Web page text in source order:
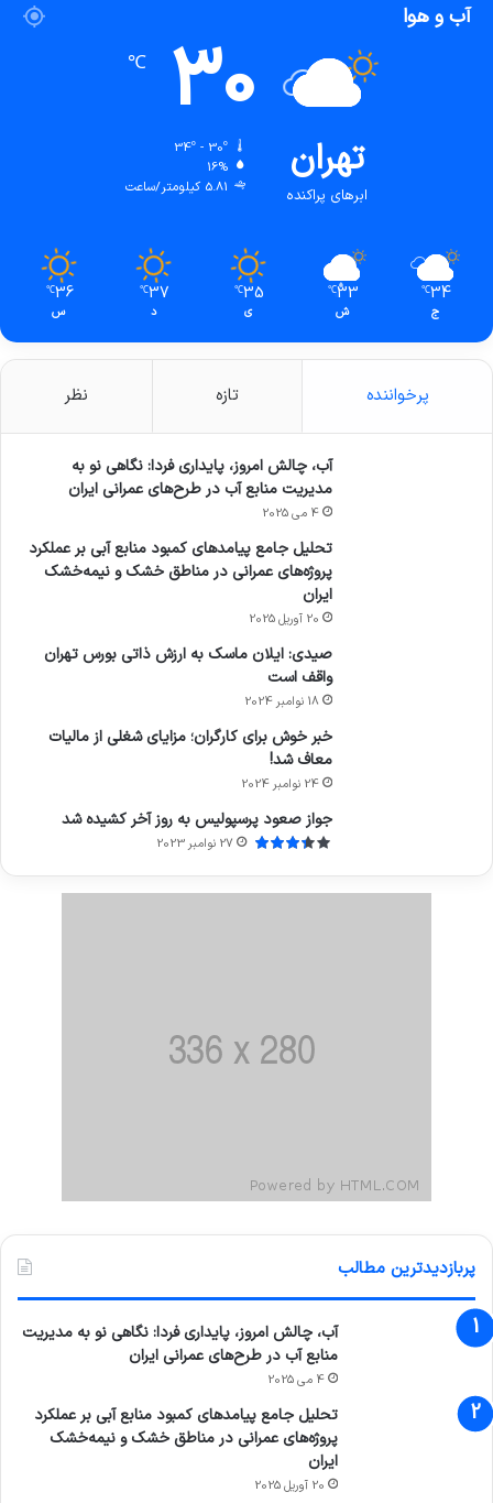
آب و هوا
تهران
ابرهای پراکنده
30
℃
34º - 30º
16%
5.81 کیلومتر/ساعت
34
℃
ج
33
℃
ش
35
℃
ی
37
℃
د
36
℃
س
پرخواننده تازه نظر
آب، چالش امروز، پایداری فردا: نگاهی نو به
مدیریت منابع آب در طرح‌های عمرانی ایران
4 می 2025
تحلیل جامع پیامدهای کمبود منابع آبی بر عملکرد
پروژه‌های عمرانی در مناطق خشک و نیمه‌خشک
ایران
20 آوریل 2025
صیدی: ایلان ماسک به ارزش ذاتی بورس تهران
واقف است
18 نوامبر 2024
خبر خوش برای کارگران؛ مزایای شغلی از مالیات
معاف شد!
24 نوامبر 2024
جواز صعود پرسپولیس به روز آخر کشیده شد
27 نوامبر 2023
پربازدیدترین مطالب
آب، چالش امروز، پایداری فردا: نگاهی نو به مدیریت
منابع آب در طرح‌های عمرانی ایران
4 می 2025
تحلیل جامع پیامدهای کمبود منابع آبی بر عملکرد
پروژه‌های عمرانی در مناطق خشک و نیمه‌خشک
ایران
20 آوریل 2025